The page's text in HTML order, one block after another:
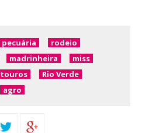
pecuária
rodeio
madrinheira
miss
touros
Rio Verde
agro